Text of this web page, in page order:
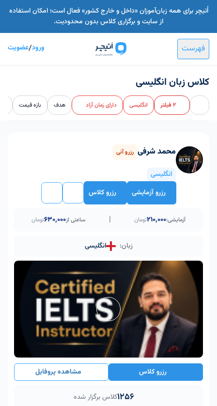
اُتیچر برای همه زبان‌آموزان «داخل و خارج کشور» فعال است؛ امکان استفاده
از سایت و برگزاری کلاس بدون محدودیت.
فهرست ورود/عضویت
کلاس زبان انگلیسی
2 فیلتر انگلیسی دارای زمان آزاد هدف بازه قیمت
محمد شرفی رزرو آنی
انگلیسی
رزرو آزمایشی
رزرو کلاس
آزمایشی:210,000تومان | ساعتی از۶۳۰٬۰۰۰تومان
زبان: انگلیسی
رزرو کلاس مشاهده پروفایل
1256کلاس برگزار شده